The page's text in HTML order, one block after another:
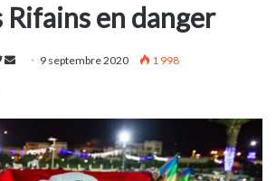
en danger
Suivre
Envoyer9 septembre 2020 1 998